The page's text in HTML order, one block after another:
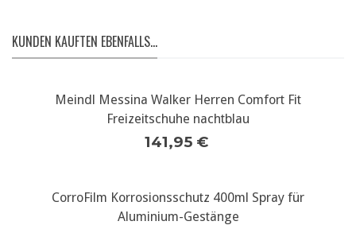
KUNDEN KAUFTEN EBENFALLS...
Meindl Messina Walker Herren Comfort Fit
Freizeitschuhe nachtblau
141,95 €
CorroFilm Korrosionsschutz 400ml Spray für
Aluminium-Gestänge